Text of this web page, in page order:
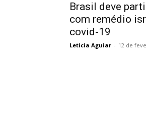
Brasil deve
com remédio
covid-19
Leticia Aguiar - 12 de